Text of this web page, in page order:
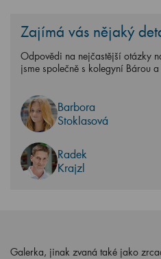
Zajímá vás nějaký
Odpovědi na nejčastější otázky
jsme společně s kolegyní Bárou
Barbora
Stoklasová
Radek
Krajzl
Galerka, jinak zvaná také jako